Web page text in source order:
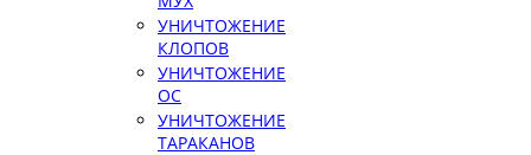
УНИЧТОЖЕНИЕ
КЛОПОВ
УНИЧТОЖЕНИЕ
ОС
УНИЧТОЖЕНИЕ
ТАРАКАНОВ